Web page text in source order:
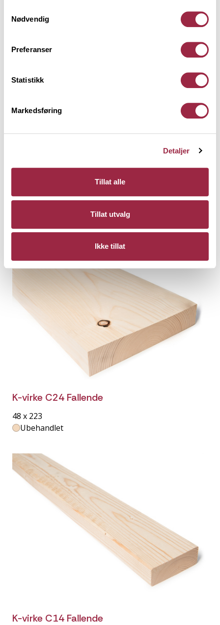
Nødvendig
Preferanser
Statistikk
Markedsføring
Detaljer
Tillat alle
Tillat utvalg
Ikke tillat
K-virke C30 Fallende
48 x 148
K-virke C24 Fallende
48 x 223
Ubehandlet
K-virke C14 Fallende